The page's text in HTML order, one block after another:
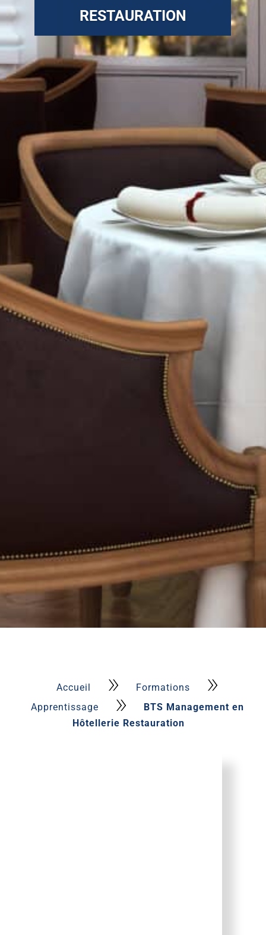
RESTAURATION
Accueil » Formations »
Apprentissage »
BTS Management en
Hôtellerie Restauration